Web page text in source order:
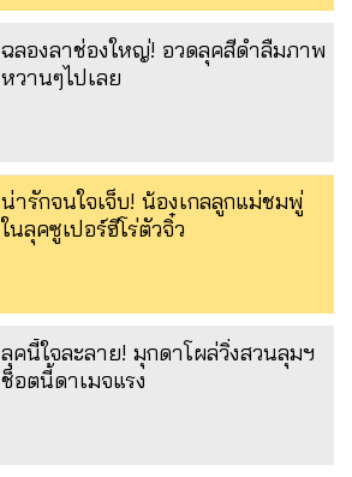
ฉลองลาช่องใหญ่! อวดลุคสีดำลืมภาพ
หวานๆไปเลย
น่ารักจนใจเจ็บ! น้องเกลลูกแม่ชมพู่
ในลุคซูเปอร์ฮีโร่ตัวจิ๋ว
ลุคนี้ใจละลาย! มุกดาโผล่วิ่งสวนลุมฯ
ช็อตนี้ดาเมจแรง